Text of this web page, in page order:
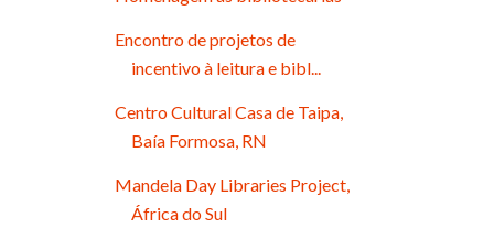
Encontro de projetos de
incentivo à leitura e bibl...
Centro Cultural Casa de Taipa,
Baía Formosa, RN
Mandela Day Libraries Project,
África do Sul